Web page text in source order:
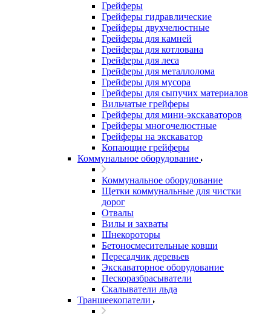
Грейферы
Грейферы гидравлические
Грейферы двухчелюстные
Грейферы для камней
Грейферы для котлована
Грейферы для леса
Грейферы для металлолома
Грейферы для мусора
Грейферы для сыпучих материалов
Вильчатые грейферы
Грейферы для мини-экскаваторов
Грейферы многочелюстные
Грейферы на экскаватор
Копающие грейферы
Коммунальное оборудование
Коммунальное оборудование
Щетки коммунальные для чистки
дорог
Отвалы
Вилы и захваты
Шнекороторы
Бетоносмесительные ковши
Пересадчик деревьев
Экскаваторное оборудование
Пескоразбрасыватели
Скалыватели льда
Траншеекопатели